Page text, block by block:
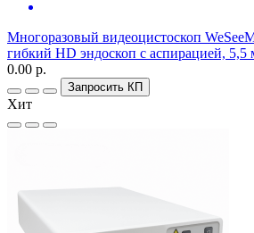
Многоразовый видеоцистоскоп
гибкий HD эндоскоп с аспирацией, 5,5
0.00 р.
Запросить КП
Хит